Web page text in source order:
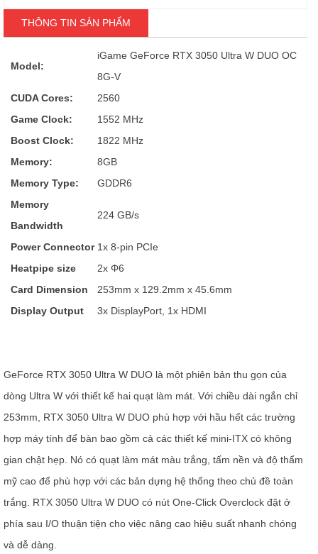
THÔNG TIN SẢN PHẨM
Model:
iGame GeForce RTX 3050 Ultra W DUO OC
8G-V
CUDA Cores:
2560
Game Clock:
1552 MHz
Boost Clock:
1822 MHz
Memory:
8GB
Memory Type:
GDDR6
Memory
Bandwidth
224 GB/s
Power Connector 1x 8-pin PCIe
Heatpipe size
2x Φ6
Card Dimension
253mm x 129.2mm x 45.6mm
Display Output
3x DisplayPort, 1x HDMI
GeForce RTX 3050 Ultra W DUO là một phiên bản thu gọn của
dòng Ultra W với thiết kế hai quạt làm mát. Với chiều dài ngắn chỉ
253mm, RTX 3050 Ultra W DUO phù hợp với hầu hết các trường
hợp máy tính để bàn bao gồm cả các thiết kế mini-ITX có không
gian chật hẹp. Nó có quạt làm mát màu trắng, tấm nền và độ thẩm
mỹ cao để phù hợp với các bản dựng hệ thống theo chủ đề toàn
trắng. RTX 3050 Ultra W DUO có nút One-Click Overclock đặt ở
phía sau I/O thuận tiện cho việc nâng cao hiệu suất nhanh chóng
và dễ dàng.